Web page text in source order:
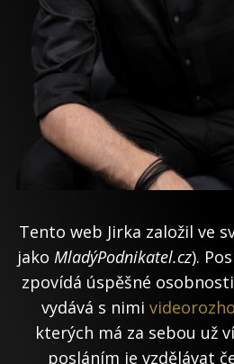
Tento web Jirka založil ve
jako MladýPodnikatel.cz).
zpovídá úspěšné
vydává s nimi
kterých má za sebou už
posláním je vzdělávat